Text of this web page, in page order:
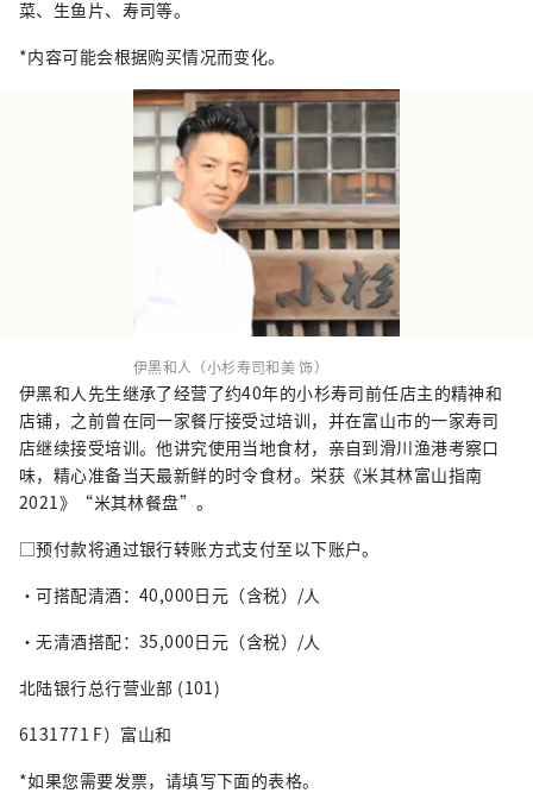
菜、生鱼片、寿司等。
*内容可能会根据购买情况而变化。
伊黑和人（小杉寿司和美 饰）
伊黑和人先生继承了经营了约40年的小杉寿司前任店主的精神和
店铺，之前曾在同一家餐厅接受过培训，并在富山市的一家寿司
店继续接受培训。他讲究使用当地食材，亲自到滑川渔港考察口
味，精心准备当天最新鲜的时令食材。栄获《米其林富山指南
2021》“米其林餐盘”。
□预付款将通过银行转账方式支付至以下账户。
・可搭配清酒：40,000日元（含税）/人
・无清酒搭配：35,000日元（含税）/人
北陆银行总行营业部 (101)
6131771 F）富山和
*如果您需要发票，请填写下面的表格。